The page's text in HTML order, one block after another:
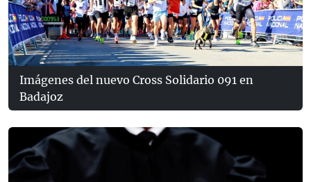
Imágenes del nuevo Cross Solidario 091 en
Badajoz